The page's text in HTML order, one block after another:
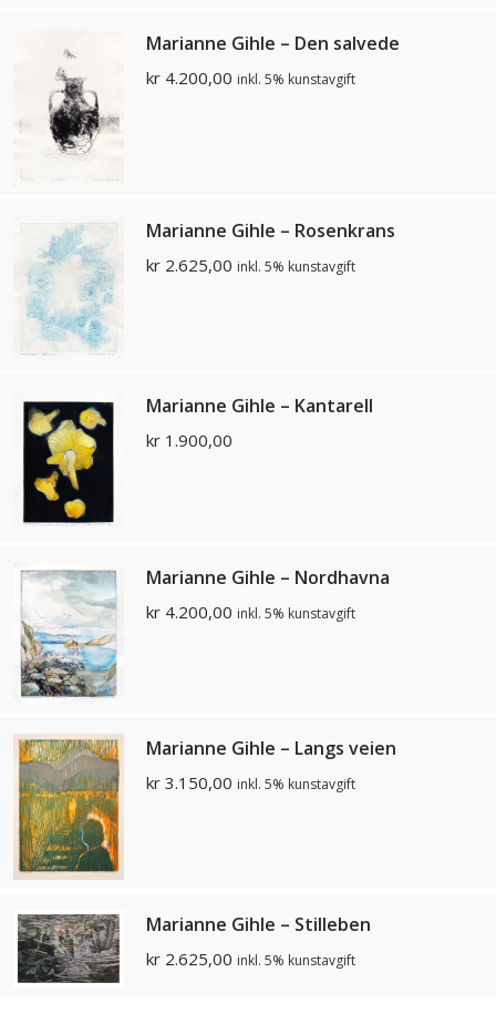
Marianne Gihle – Den salvede
kr 4.200,00 inkl. 5% kunstavgift
Marianne Gihle – Rosenkrans
kr 2.625,00 inkl. 5% kunstavgift
Marianne Gihle – Kantarell
kr 1.900,00
Marianne Gihle – Nordhavna
kr 4.200,00 inkl. 5% kunstavgift
Marianne Gihle – Langs veien
kr 3.150,00 inkl. 5% kunstavgift
Marianne Gihle – Stilleben
kr 2.625,00 inkl. 5% kunstavgift